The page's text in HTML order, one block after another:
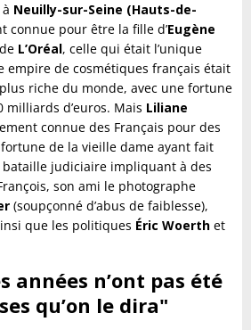
à Neuilly-sur-Seine (Hauts-de-
connue pour être la fille d’Eugène
L’Oréal, celle qui était l’unique
empire de cosmétiques français était
riche du monde, avec une fortune
d’euros. Mais Liliane
connue des Français pour des
de la vieille dame ayant fait
bataille judiciaire impliquant à des
son ami le photographe
(soupçonné d’abus de faiblesse),
que les politiques Éric Woerth et
années n’ont pas été
qu’on le dira"